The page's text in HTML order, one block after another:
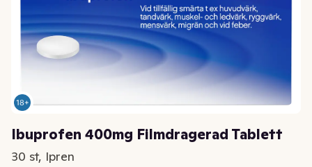
Ibuprofen 400mg Filmdragerad Tablett
30 st, Ipren